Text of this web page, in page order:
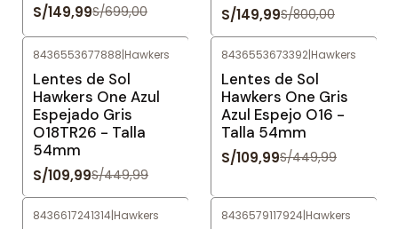
S/149,99S/699,00 S/149,99S/800,00
8436553677888|Hawkers
Lentes de Sol
Hawkers One Azul
Espejado Gris
O18TR26 - Talla
54mm
S/109,99S/449,99
8436553673392|Hawkers
Lentes de Sol
Hawkers One Gris
Azul Espejo O16 -
Talla 54mm
S/109,99S/449,99
8436617241314|Hawkers 8436579117924|Hawkers